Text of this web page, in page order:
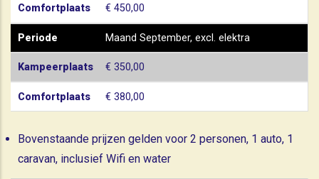
Comfortplaats € 450,00
Periode Maand September, excl. elektra
Kampeerplaats € 350,00
Comfortplaats € 380,00
Bovenstaande prijzen gelden voor 2 personen, 1 auto, 1
caravan, inclusief Wifi en water